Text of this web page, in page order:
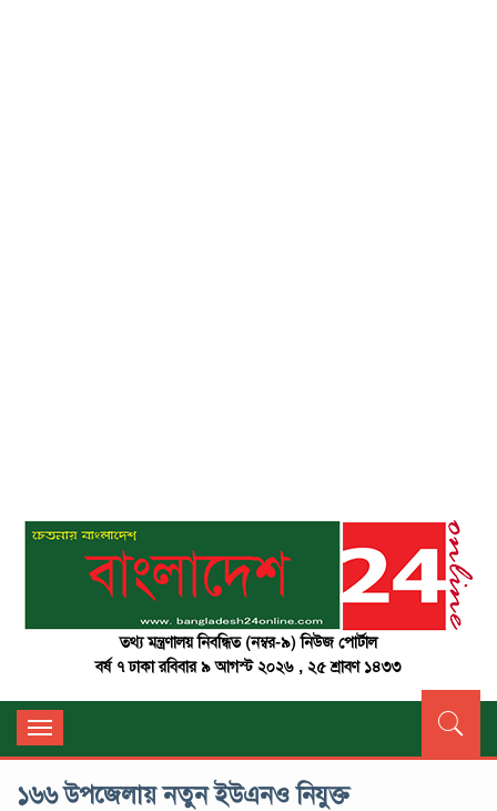
তথ্য মন্ত্রণালয় নিবন্ধিত (নম্বর-৯) নিউজ পোর্টাল
বর্ষ ৭ ঢাকা রবিবার ৯ আগস্ট ২০২৬ , ২৫ শ্রাবণ ১৪৩৩
Toggle
navigation
১৬৬ উপজেলায় নতুন ইউএনও নিযুক্ত